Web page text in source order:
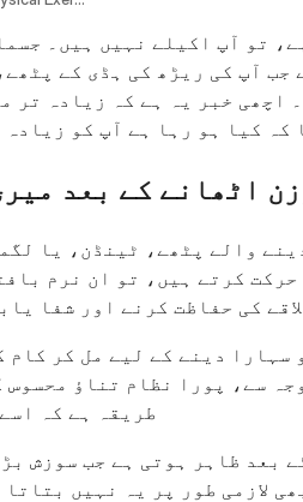
تو آپ اکیلے نہیں ہیں۔
آپ کی ریڑھ کی ہڈی کے
خبر یہ ہے کہ زیادہ تر
کہ کیا ہو رہا ہے آپ کو
اٹھانے کے بعد
والے پٹھے، ٹینڈن، یا
کرتے ہیں، تو ان نرم
کی حفاظت کرنے اور شفا
دینے کے لیے مل کر
سے، پورا نظام تناؤ محسوس
طریقہ ہے کہ
بعد ظاہر ہوتی ہے جب سوزش
لازمی طور پر یہ نہیں